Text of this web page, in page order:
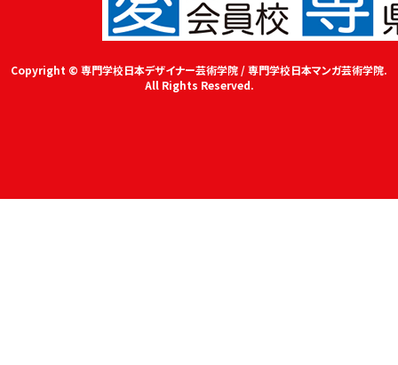
Copyright © 専門学校日本デザイナー芸術学院 / 専門学校日本マンガ芸術学院.
All Rights Reserved.